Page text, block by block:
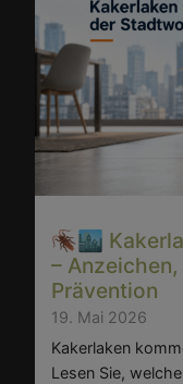
🪳🏙️
–
Prävention
19. Mai 2026
Kakerlaken
Lesen Sie,